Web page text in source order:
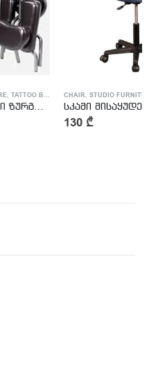
CHAIR,STUDIO FURNITURE
სკამი მისაყუდებლით